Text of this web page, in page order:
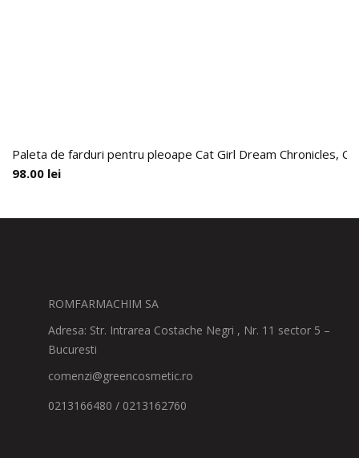
Paleta de farduri pentru pleoape Cat Girl Dream Chronicles,
98.00 lei
ROMFARMACHIM SA
Adresa: Str. Intrarea Costache Negri , Nr. 11 sector 5 –
Bucuresti
comenzi@greencosmetic.ro
0213166480 / 0213162760